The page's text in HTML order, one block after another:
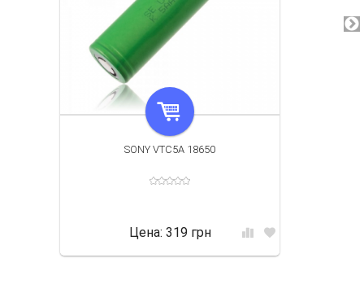
SONY VTC5A 18650
Цена: 319 грн